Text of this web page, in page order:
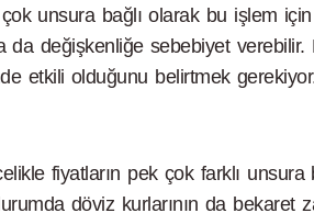
unsura bağlı olarak bu işlem için
da değişkenliğe sebebiyet
etkili olduğunu belirtmek
fiyatların pek çok farklı unsura
döviz kurlarının da bekaret